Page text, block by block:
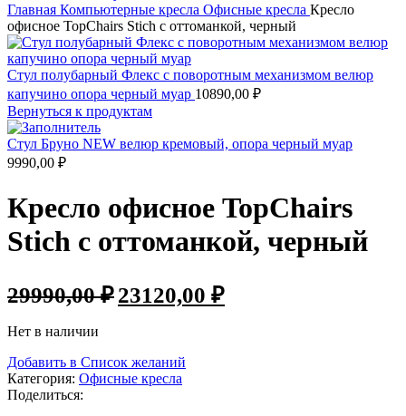
Главная Компьютерные кресла Офисные кресла Кресло
офисное TopChairs Stich с оттоманкой, черный
Стул полубарный Флекс с поворотным механизмом велюр
капучино опора черный муар 10890,00 ₽
Вернуться к продуктам
Стул Бруно NEW велюр кремовый, опора черный муар
9990,00 ₽
Кресло офисное TopChairs
Stich с оттоманкой, черный
29990,00₽23120,00 ₽
Нет в наличии
Добавить в Список желаний
Категория: Офисные кресла
Поделиться: